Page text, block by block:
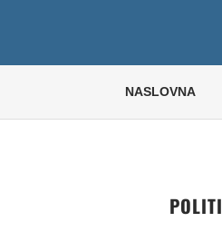
NASLOVNA